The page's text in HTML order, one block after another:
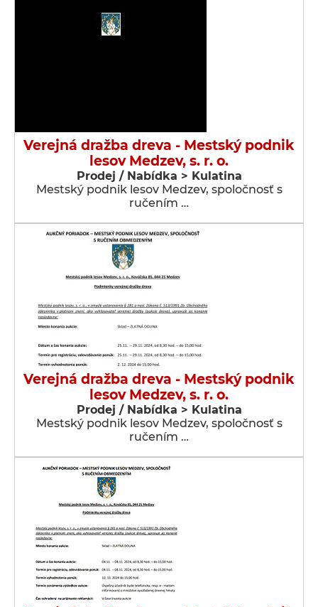
Verejná dražba dreva - Mestský podnik
lesov Medzev, s. r. o.
Prodej / Nabídka > Kulatina
Mestský podnik lesov Medzev, spoločnosť s
ručením …
Verejná dražba dreva - Mestský podnik
lesov Medzev, s. r. o.
Prodej / Nabídka > Kulatina
Mestský podnik lesov Medzev, spoločnosť s
ručením …